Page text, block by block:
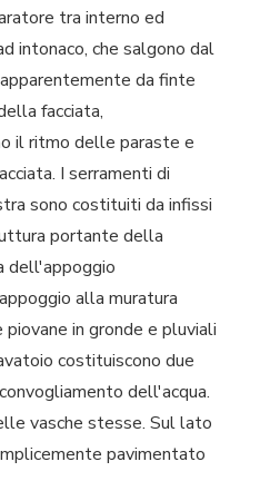
tra interno ed
intonaco, che salgono dal
da finte
facciata,
il ritmo delle paraste e
I serramenti di
sono costituiti da infissi
portante della
dell'appoggio
alla muratura
in gronde e pluviali
costituiscono due
dell'acqua.
vasche stesse. Sul lato
pavimentato